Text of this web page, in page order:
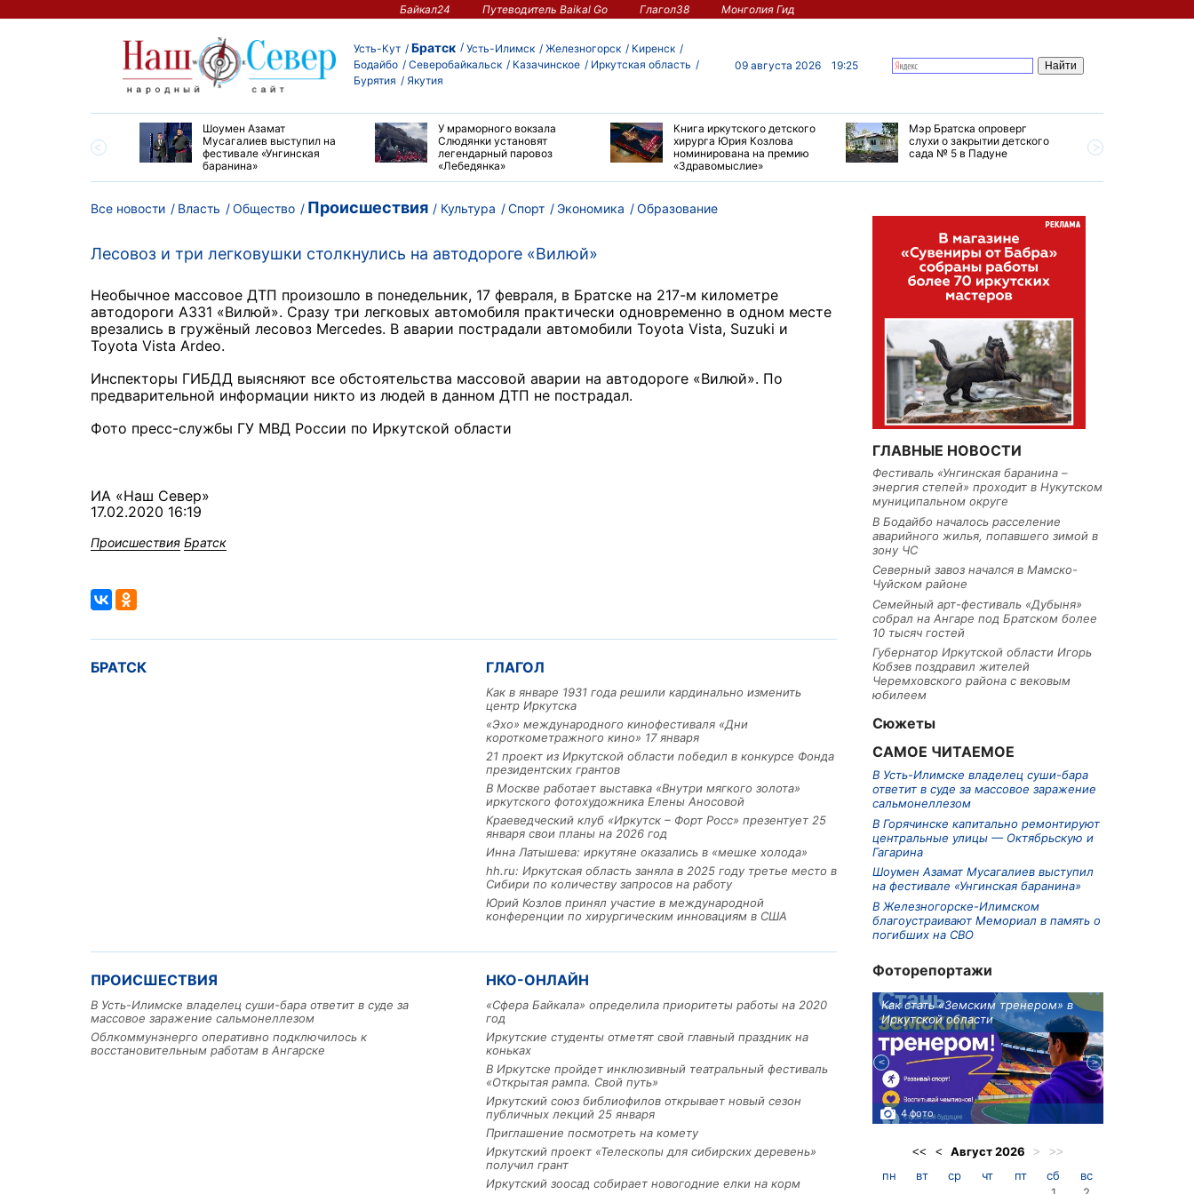
Байкал24 Путеводитель Baikal Go Глагол38 Монголия Гид
Усть-Кут Братск Усть-Илимск Железногорск
Киренск
Бодайбо
Северобайкальск Казачинское
Иркутская область
Бурятия
Якутия
09 августа 2026 19:25
свой высокий
на конгрессе в
Шоумен Азамат
Мусагалиев выступил на
фестивале «Унгинская
баранина»
У мраморного вокзала
Слюдянки установят
легендарный паровоз
«Лебедянка»
Книга иркутского детского
хирурга Юрия Козлова
номинирована на премию
«Здравомыслие»
Мэр Братска опроверг
слухи о закрытии детского
сада № 5 в Падуне
Все новости Власть Общество Происшествия Культура Спорт Экономика Образование
Лесовоз и три легковушки столкнулись на автодороге «Вилюй»
Необычное массовое ДТП произошло в понедельник, 17 февраля, в Братске на 217-м километре
автодороги А331 «Вилюй». Сразу три легковых автомобиля практически одновременно в одном месте
врезались в гружёный лесовоз Mercedes. В аварии пострадали автомобили Toyota Vista, Suzuki и
Toyota Vista Ardeo.
Инспекторы ГИБДД выясняют все обстоятельства массовой аварии на автодороге «Вилюй». По
предварительной информации никто из людей в данном ДТП не пострадал.
Фото пресс-службы ГУ МВД России по Иркутской области
ИА «Наш Север»
17.02.2020 16:19
Происшествия Братск
БРАТСК ГЛАГОЛ
Как в январе 1931 года решили кардинально изменить
центр Иркутска
«Эхо» международного кинофестиваля «Дни
короткометражного кино» 17 января
21 проект из Иркутской области победил в конкурсе Фонда
президентских грантов
В Москве работает выставка «Внутри мягкого золота»
иркутского фотохудожника Елены Аносовой
Краеведческий клуб «Иркутск – Форт Росс» презентует 25
января свои планы на 2026 год
Инна Латышева: иркутяне оказались в «мешке холода»
hh.ru: Иркутская область заняла в 2025 году третье место в
Сибири по количеству запросов на работу
Юрий Козлов принял участие в международной
конференции по хирургическим инновациям в США
ПРОИСШЕСТВИЯ
В Усть-Илимске владелец суши-бара ответит в суде за
массовое заражение сальмонеллезом
Облкоммунэнерго оперативно подключилось к
восстановительным работам в Ангарске
НКО-ОНЛАЙН
«Сфера Байкала» определила приоритеты работы на 2020
год
Иркутские студенты отметят свой главный праздник на
коньках
В Иркутске пройдет инклюзивный театральный фестиваль
«Открытая рампа. Свой путь»
Иркутский союз библиофилов открывает новый сезон
публичных лекций 25 января
Приглашение посмотреть на комету
Иркутский проект «Телескопы для сибирских деревень»
получил грант
Иркутский зоосад собирает новогодние елки на корм
ГЛАВНЫЕ НОВОСТИ
Фестиваль «Унгинская баранина –
энергия степей» проходит в Нукутском
муниципальном округе
В Бодайбо началось расселение
аварийного жилья, попавшего зимой в
зону ЧС
Северный завоз начался в Мамско-
Чуйском районе
Семейный арт-фестиваль «Дубыня»
собрал на Ангаре под Братском более
10 тысяч гостей
Губернатор Иркутской области Игорь
Кобзев поздравил жителей
Черемховского района с вековым
юбилеем
Сюжеты
САМОЕ ЧИТАЕМОЕ
В Усть-Илимске владелец суши-бара
ответит в суде за массовое заражение
сальмонеллезом
В Горячинске капитально ремонтируют
центральные улицы — Октябрьскую и
Гагарина
Шоумен Азамат Мусагалиев выступил
на фестивале «Унгинская баранина»
В Железногорске-Илимском
благоустраивают Мемориал в память о
погибших на СВО
Фоторепортажи
Льготный заём в 9 миллионов
машиностроительное предприятие
из Иркутской области
Как стать «Земским тренером» в
Иркутской области
4 фото
<< < Август2026 > >>
пн вт ср чт пт сб
вс